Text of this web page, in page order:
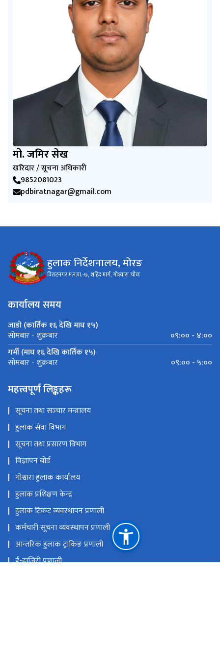
मो. जमिर सेख
खरिदार / सूचना अधिकारी
9852081023
pdbiratnagar@gmail.com
हुलाक निर्देशनालय, मोरङ
विराटनगर म.न.पा.-७, शहिद मार्ग, गोश्‍वारा चौक
कार्यालय समय
जाडो (कार्तिक १६ देखि माघ १५)
सोमबार - शुक्रबार
०९:०० - ४:००
गर्मी (माघ १६ देखि कार्तिक १५)
सोमबार - शुक्रबार ०९:०० - ५:००
महत्त्वपूर्ण लिङ्कहरू
सूचना तथा सञ्‍चार मन्त्रालय
हुलाक सेवा विभाग
सूचना तथा प्रसारण विभाग
विज्ञापन बोर्ड
गोश्वारा हुलाक कार्यालय
हुलाक प्रशिक्षण केन्द्र
हुलाक टिकट व्यवस्थापन प्रणाली
कर्मचारी सूचना व्यवस्थापन प्रणाली
आन्तरिक हुलाक ट्राकिङ प्रणाली
ई-हाजिरी प्रणाली